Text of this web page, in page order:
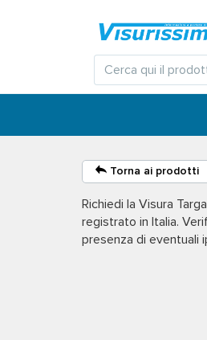
Torna ai prodotti
Richiedi la Visura
registrato in Italia.
presenza di eventuali